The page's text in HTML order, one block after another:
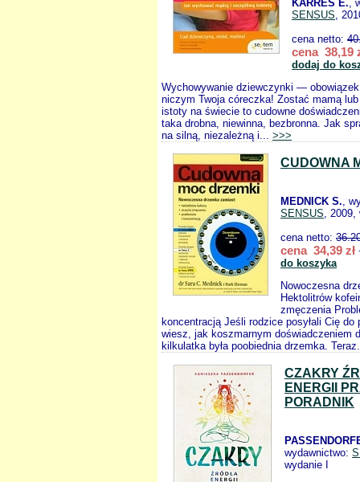
KARRES E.,
SENSUS,
cena netto:
cena 38,19
dodaj do
Wychowywanie dziewczynki —
niczym Twoja córeczka! Zostać mamą
istoty na świecie to cudowne
taka drobna, niewinna, bezbronna. Jak
na silną, niezależną i... >>>
CUDOWNA
MEDNICK S.,
SENSUS, 2009,
cena netto:
cena 34,39 zł
do koszyka
Nowoczesna
Hektolitrów
zmęczenia
koncentracją Jeśli rodzice posyłali Cię do
wiesz, jak koszmarnym doświadczeniem
kilkulatka była poobiednia drzemka.
CZAKRY
ENERGII
PORADNIK
wydawnictwo:
wydanie I